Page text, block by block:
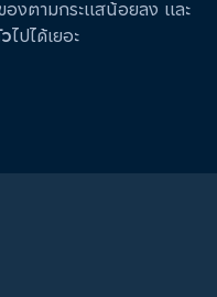
องตามกระแสน้อยลง และ
ไปได้เยอะ